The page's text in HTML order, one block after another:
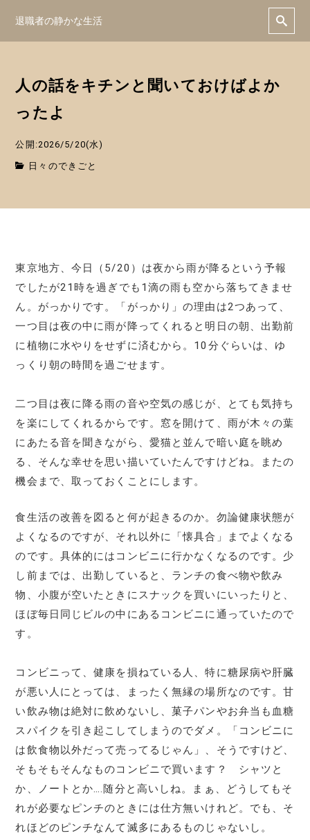
退職者の静かな生活
人の話をキチンと聞いておけばよか
ったよ
公開:2026/5/20(水)
日々のできごと
東京地方、今日（5/20）は夜から雨が降るという予報
でしたが21時を過ぎでも1滴の雨も空から落ちてきませ
ん。がっかりです。「がっかり」の理由は2つあって、
一つ目は夜の中に雨が降ってくれると明日の朝、出勤前
に植物に水やりをせずに済むから。10分ぐらいは、ゆ
っくり朝の時間を過ごせます。
二つ目は夜に降る雨の音や空気の感じが、とても気持ち
を楽にしてくれるからです。窓を開けて、雨が木々の葉
にあたる音を聞きながら、愛猫と並んで暗い庭を眺め
る、そんな幸せを思い描いていたんですけどね。またの
機会まで、取っておくことにします。
食生活の改善を図ると何が起きるのか。勿論健康状態が
よくなるのですが、それ以外に「懐具合」までよくなる
のです。具体的にはコンビニに行かなくなるのです。少
し前までは、出勤していると、ランチの食べ物や飲み
物、小腹が空いたときにスナックを買いにいったりと、
ほぼ毎日同じビルの中にあるコンビニに通っていたので
す。
コンビニって、健康を損ねている人、特に糖尿病や肝臓
が悪い人にとっては、まったく無縁の場所なのです。甘
い飲み物は絶対に飲めないし、菓子パンやお弁当も血糖
スパイクを引き起こしてしまうのでダメ。「コンビニに
は飲食物以外だって売ってるじゃん」、そうですけど、
そもそもそんなものコンビニで買います？ シャツと
か、ノートとか….随分と高いしね。まぁ、どうしてもそ
れが必要なピンチのときには仕方無いけれど。でも、そ
れほどのピンチなんて滅多にあるものじゃないし。